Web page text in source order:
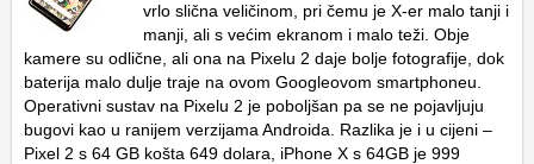
vrlo slična veličinom, pri čemu je X-er malo tanji i
manji, ali s većim ekranom i malo teži. Obje
kamere su odlične, ali ona na Pixelu 2 daje bolje fotografije, dok
baterija malo dulje traje na ovom Googleovom smartphoneu.
Operativni sustav na Pixelu 2 je poboljšan pa se ne pojavljuju
bugovi kao u ranijem verzijama Androida. Razlika je i u cijeni –
Pixel 2 s 64 GB košta 649 dolara, iPhone X s 64GB je 999